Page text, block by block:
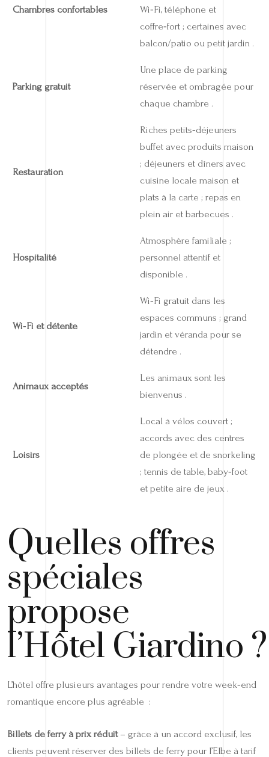
Chambres confortables
Wi‑Fi, téléphone et
coffre‑fort ; certaines avec
balcon/patio ou petit jardin .
Parking gratuit
Une place de parking
réservée et ombragée pour
chaque chambre .
Restauration
Riches petits‑déjeuners
buffet avec produits maison
; déjeuners et dîners avec
cuisine locale maison et
plats à la carte ; repas en
plein air et barbecues .
Hospitalité
Atmosphère familiale ;
personnel attentif et
disponible .
Wi‑Fi et détente
Wi‑Fi gratuit dans les
espaces communs ; grand
jardin et véranda pour se
détendre .
Animaux acceptés
Les animaux sont les
bienvenus .
Loisirs
Local à vélos couvert ;
accords avec des centres
de plongée et de snorkeling
; tennis de table, baby‑foot
et petite aire de jeux .
Quelles offres
spéciales
propose
l’Hôtel Giardino ?
L’hôtel offre plusieurs avantages pour rendre votre week‑end
romantique encore plus agréable :
Billets de ferry à prix réduit– grâce à un accord exclusif, les
clients peuvent réserver des billets de ferry pour l’Elbe à tarif